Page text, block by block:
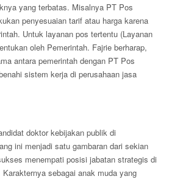
yang terbatas. Misalnya PT Pos
penyesuaian tarif atau harga karena
Untuk layanan pos tertentu (Layanan
oleh Pemerintah. Fajrie berharap,
antara pemerintah dengan PT Pos
sistem kerja di perusahaan jasa
doktor kebijakan publik di
ini menjadi satu gambaran dari sekian
menempati posisi jabatan strategis di
sebagai anak muda yang